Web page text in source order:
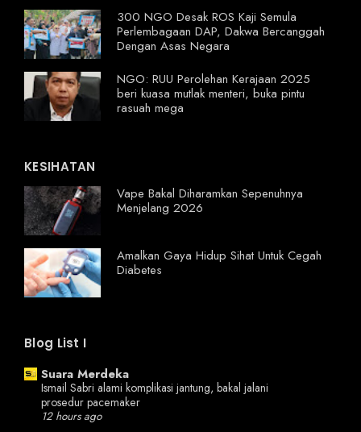
300 NGO Desak ROS Kaji Semula
Perlembagaan DAP, Dakwa Bercanggah
Dengan Asas Negara
NGO: RUU Perolehan Kerajaan 2025
beri kuasa mutlak menteri, buka pintu
rasuah mega
KESIHATAN
Vape Bakal Diharamkan Sepenuhnya
Menjelang 2026
Amalkan Gaya Hidup Sihat Untuk Cegah
Diabetes
Blog List I
Suara Merdeka
Ismail Sabri alami komplikasi jantung, bakal jalani
prosedur pacemaker
12 hours ago